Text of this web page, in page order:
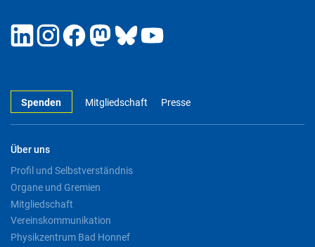
Spenden Mitgliedschaft Presse
Über uns
Profil und Selbstverständnis
Organe und Gremien
Mitgliedschaft
Vereinskommunikation
Physikzentrum Bad Honnef